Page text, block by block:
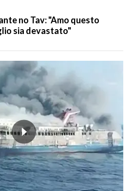
no Tav: "Amo questo
sia devastato"